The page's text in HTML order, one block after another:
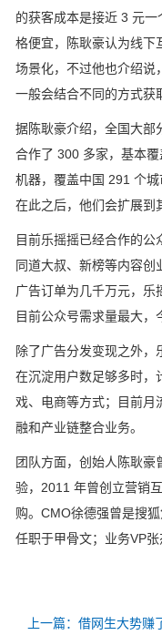
的获客成本是接近 3 元
格便宜，陈耿豪认为线下
场景化，不过他也介绍说
一般会结合不同的方式获
据陈耿豪介绍，全国大部
合作了 300 多家，基本
机器，覆盖中国 291 个
在此之后，他们会扩展到
目前乐摇摇已经合作的公
同道大叔、新榜等内容创
广告订单为几千万元，乐
目前公众号需求量最大，
除了广告分发变现之外，
在沉淀用户数足够多时，
戏、电商等方式；目前月
融和产业链整合业务。
团队方面，创始人陈耿
验，2011 年曾创立营销
购。CMO徐德强曾是搜
任职于甲骨文；业务VP张
上一篇：借网生大势